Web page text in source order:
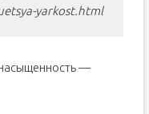
yarkost.html
насыщенность —